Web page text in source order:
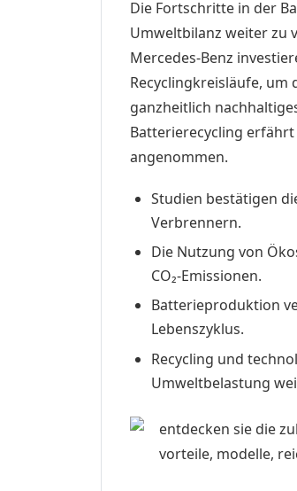
Die Fortschritte in der
Umweltbilanz weiter zu
Mercedes-Benz
Recyclingkreisläufe,
ganzheitlich
Batterierecycling
angenommen.
Studien bestätigen
Verbrennern.
Die Nutzung von
CO₂-Emissionen.
Batterieproduktion
Lebenszyklus.
Recycling und
Umweltbelastung